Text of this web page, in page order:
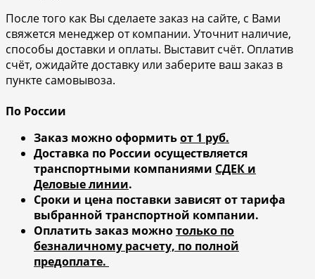
После того как Вы сделаете заказ на сайте, с Вами
свяжется менеджер от компании. Уточнит наличие,
способы доставки и оплаты. Выставит счёт. Оплатив
счёт, ожидайте доставку или заберите ваш заказ в
пункте самовывоза.
По России
Заказ можно оформитьот 1 руб.
Доставка по России осуществляется
транспортными компаниями СДЕК и
Деловые линии.
Сроки и цена поставки зависят от тарифа
выбранной транспортной компании.
Оплатить заказ можнотолько по
безналичному расчету, по полной
предоплате.